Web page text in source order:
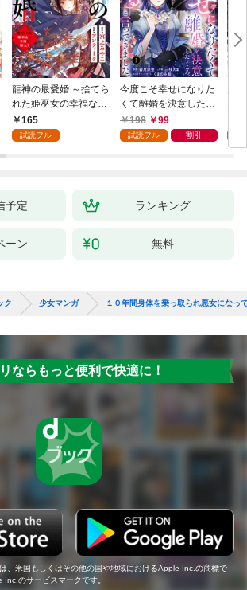
龍神の最愛婚 ～捨てら
れた姫巫女の幸福な嫁
入り～: 1
165
試読フル
今度こそ幸せになりた
くて離婚を決意したと
ころ、無表情な旦那様
が「愛してる」と言っ
198 99
試読フル 割引
予定 ランキング
ーン 無料
ク 少女マンガ １０年間身体を乗っ取られ悪女になっ
ならもっと便利で快適に！
、米国もしくはその他の国や地域におけるApple Inc.の商標で
のサービスマークです。